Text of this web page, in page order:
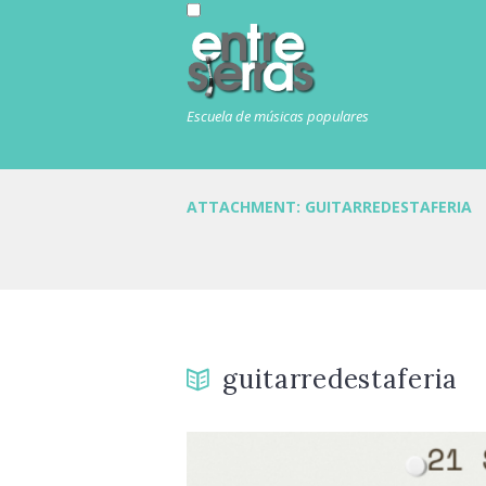
Escuela de músicas populares
ATTACHMENT: GUITARREDESTAFERIA
guitarredestaferia